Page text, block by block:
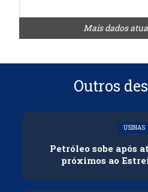
Mais dados
Outros
USINAS
Petróleo sobe após
próximos ao